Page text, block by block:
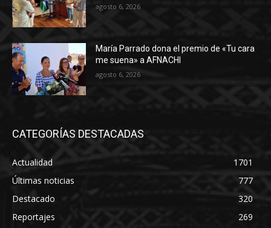
agosto 6, 2026
María Parrado dona el premio de «Tu cara
me suena» a AFNACHI
agosto 6, 2026
CATEGORÍAS DESTACADAS
Actualidad
1701
Últimas noticias
777
Destacado
320
Reportajes
269